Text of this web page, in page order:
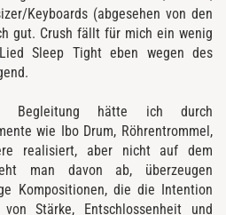
Keyboards (abgesehen von den
gut. Crush fällt für mich ein wenig
Sleep Tight eben wegen des
Begleitung hätte ich durch
wie Ibo Drum, Röhrentrommel,
realisiert, aber nicht auf dem
man davon ab, überzeugen
Kompositionen, die die Intention
Stärke, Entschlossenheit und